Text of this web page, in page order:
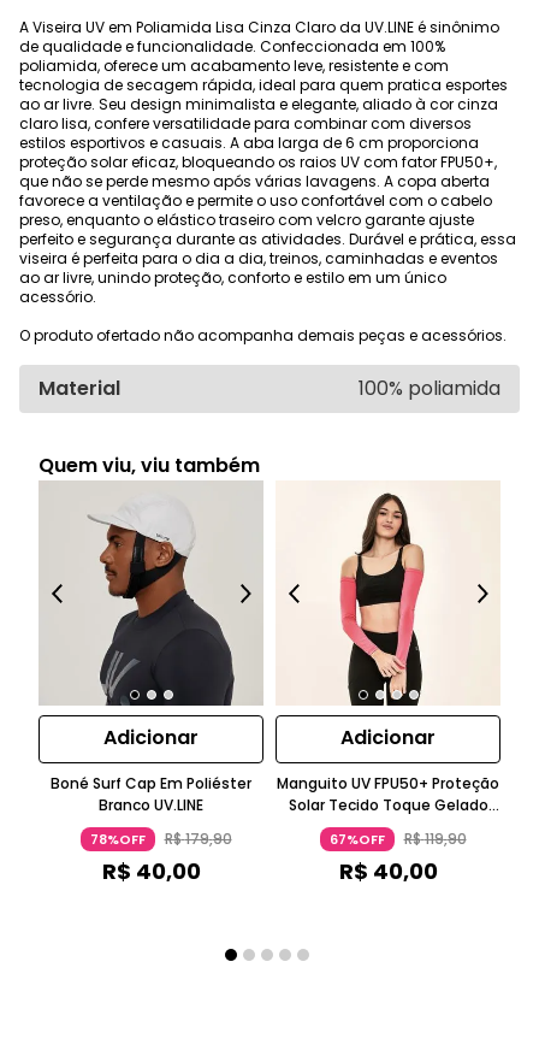
A Viseira UV em Poliamida Lisa Cinza Claro da UV.LINE é sinônimo
de qualidade e funcionalidade. Confeccionada em 100%
poliamida, oferece um acabamento leve, resistente e com
tecnologia de secagem rápida, ideal para quem pratica esportes
ao ar livre. Seu design minimalista e elegante, aliado à cor cinza
claro lisa, confere versatilidade para combinar com diversos
estilos esportivos e casuais. A aba larga de 6 cm proporciona
proteção solar eficaz, bloqueando os raios UV com fator FPU50+,
que não se perde mesmo após várias lavagens. A copa aberta
favorece a ventilação e permite o uso confortável com o cabelo
preso, enquanto o elástico traseiro com velcro garante ajuste
perfeito e segurança durante as atividades. Durável e prática, essa
viseira é perfeita para o dia a dia, treinos, caminhadas e eventos
ao ar livre, unindo proteção, conforto e estilo em um único
acessório.
O produto ofertado não acompanha demais peças e acessórios.
Material 100% poliamida
Quem viu, viu também
Adicionar
Boné Surf Cap Em Poliéster
Branco UV.LINE
78%OFF R$179,90
R$ 40,00
Adicionar
Manguito UV FPU50+ Proteção
Solar Tecido Toque Gelado
Pink UV.LINE
67%OFF R$119,90
R$ 40,00